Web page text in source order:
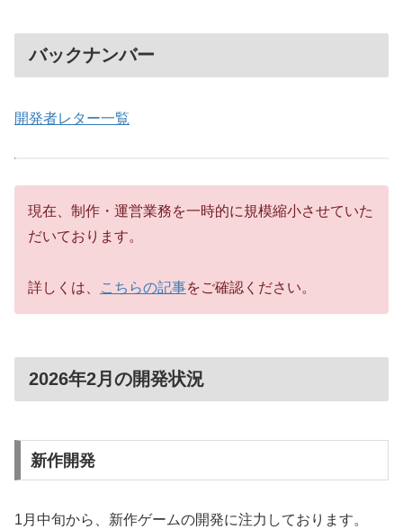
バックナンバー
開発者レター一覧
現在、制作・運営業務を一時的に規模縮小させていた
だいております。
詳しくは、 こちらの記事をご確認ください。
2026年2月の開発状況
新作開発
1月中旬から、新作ゲームの開発に注力しております。